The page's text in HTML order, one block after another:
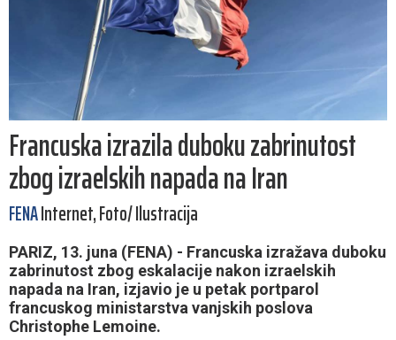
Francuska izrazila duboku zabrinutost
zbog izraelskih napada na Iran
FENAInternet, Foto/ Ilustracija
PARIZ, 13. juna (FENA) - Francuska izražava duboku
zabrinutost zbog eskalacije nakon izraelskih
napada na Iran, izjavio je u petak portparol
francuskog ministarstva vanjskih poslova
Christophe Lemoine.